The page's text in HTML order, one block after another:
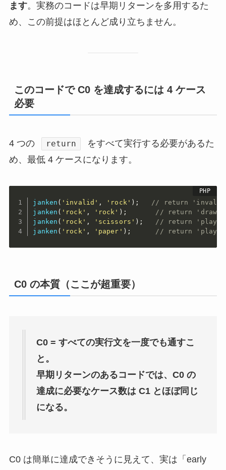
ます。実務のコードは早期リターンを多用するた
め、この前提はほとんど成り立ちません。
このコードで C0 を達成するには 4 ケース
必要
4 つの return
をすべて実行する必要があるた
め、最低 4 ケースになります。
janken ( 'invalid' , 'rock' ) ;
// return 'invalid'
janken ( 'rock' , 'rock' ) ;
// return 'draw'
janken ( 'rock' , 'scissors' ) ;
// return
janken ( 'rock' , 'paper' ) ; // return
C0 の本質（ここが超重要）
C0 = すべての実行文を一度でも通すこ
と。
早期リターンのあるコードでは、C0 の
達成に必要なケース数は C1 とほぼ同じ
になる。
C0 は簡単に達成できそうに見えて、実は「early